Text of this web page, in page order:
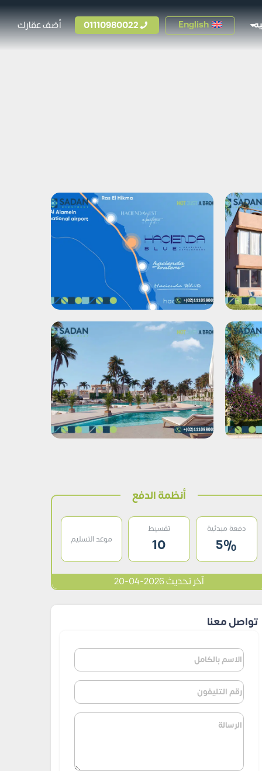
English
01110980022 أضف عقارك
أنظمة الدفع
دفعة مبدئية
5%
تقسيط
10 موعد التسليم
آخر تحديث 2026-04-20
تواصل معنا